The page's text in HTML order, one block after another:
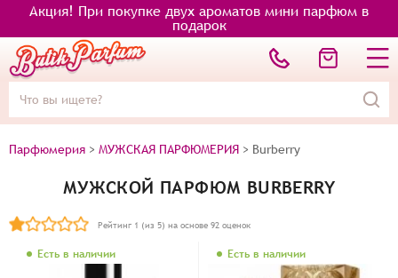
Акция! При покупке двух ароматов мини парфюм в
подарок
Парфюмерия > МУЖСКАЯ ПАРФЮМЕРИЯ > Burberry
МУЖСКОЙ ПАРФЮМ BURBERRY
Рейтинг 1 (из 5) на основе 92 оценок
Есть в наличии Есть в наличии